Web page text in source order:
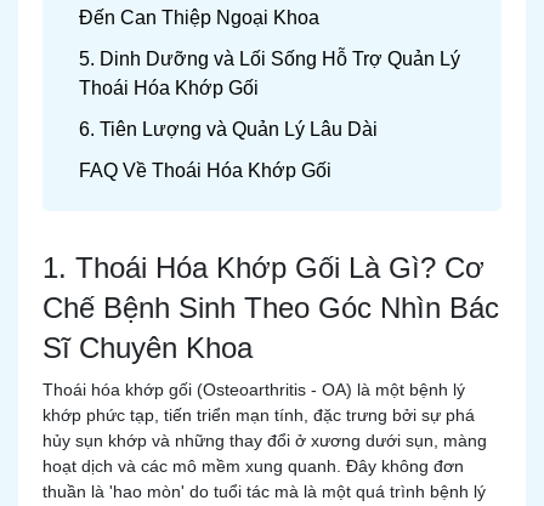
Đến Can Thiệp Ngoại Khoa
5. Dinh Dưỡng và Lối Sống Hỗ Trợ Quản Lý
Thoái Hóa Khớp Gối
6. Tiên Lượng và Quản Lý Lâu Dài
FAQ Về Thoái Hóa Khớp Gối
1. Thoái Hóa Khớp Gối Là Gì? Cơ
Chế Bệnh Sinh Theo Góc Nhìn Bác
Sĩ Chuyên Khoa
Thoái hóa khớp gối (Osteoarthritis - OA) là một bệnh lý
khớp phức tạp, tiến triển mạn tính, đặc trưng bởi sự phá
hủy sụn khớp và những thay đổi ở xương dưới sụn, màng
hoạt dịch và các mô mềm xung quanh. Đây không đơn
thuần là 'hao mòn' do tuổi tác mà là một quá trình bệnh lý